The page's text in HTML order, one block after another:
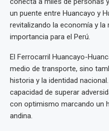
un puente entre Huancayo y
revitalizando la economía y la
importancia para el Perú.
El Ferrocarril Huancayo-
medio de transporte, sino
historia y la identidad
capacidad de superar
con optimismo marcando un
andina.